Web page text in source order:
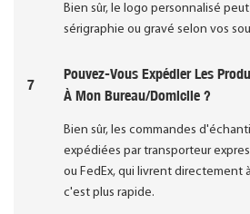
Bien sûr, le logo personnalisé
sérigraphie ou gravé selon vos
7
Pouvez-Vous Expédier Les
À Mon Bureau/domicile ?
Bien sûr, les commandes
expédiées par transporteur
ou FedEx, qui livrent directement
c'est plus rapide.